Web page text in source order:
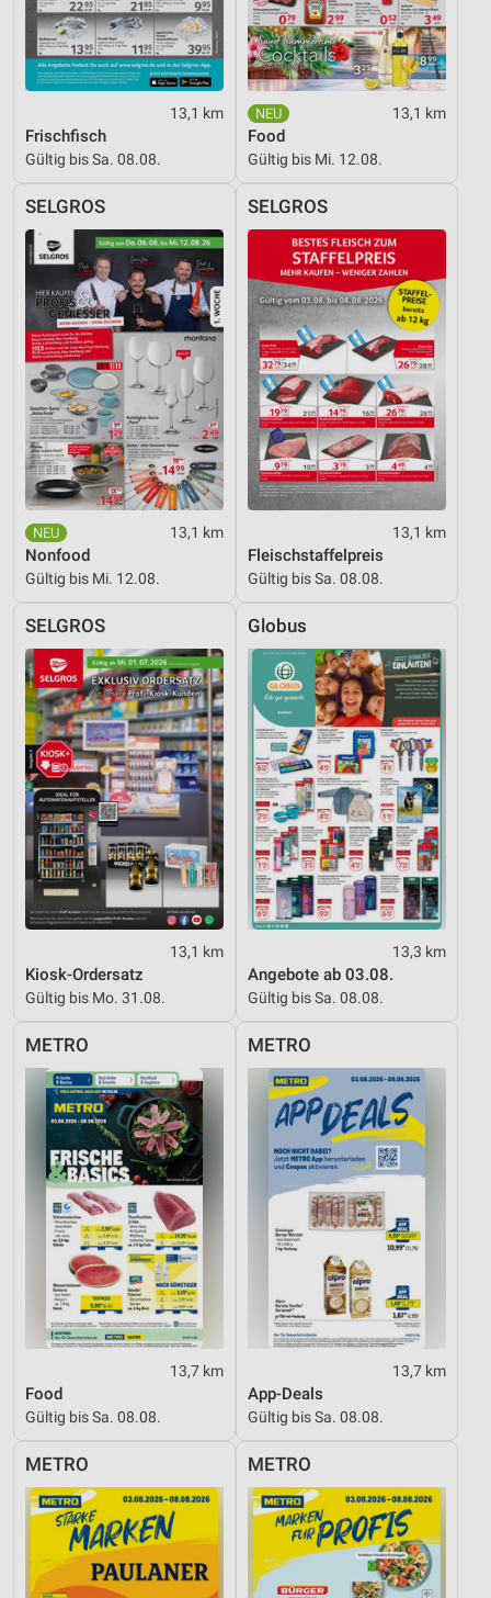
13,1 km
Frischfisch
Gültig bis Sa. 08.08.
13,1 km
Food
Gültig bis Mi. 12.08.
SELGROS
13,1 km
Nonfood
Gültig bis Mi. 12.08.
SELGROS
13,1 km
Fleischstaffelpreis
Gültig bis Sa. 08.08.
SELGROS
13,1 km
Kiosk-Ordersatz
Gültig bis Mo. 31.08.
Globus
13,3 km
Angebote ab 03.08.
Gültig bis Sa. 08.08.
METRO
13,7 km
Food
Gültig bis Sa. 08.08.
METRO
13,7 km
App-Deals
Gültig bis Sa. 08.08.
METRO METRO